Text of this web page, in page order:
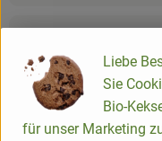
Product sheet
Liebe
Sie
Bio-
für unser Marketing